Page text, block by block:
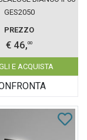
GES2050
PREZZO
€ 46,00
E ACQUISTA